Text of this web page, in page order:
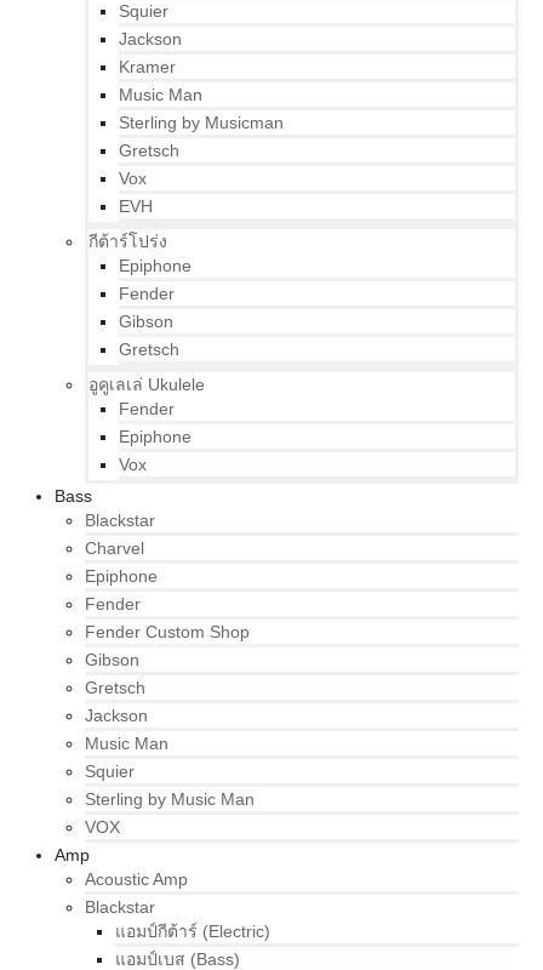
Squier
Jackson
Kramer
Music Man
Sterling by Musicman
Gretsch
Vox
EVH
กีต้าร์โปร่ง
Epiphone
Fender
Gibson
Gretsch
อูคูเลเล่ Ukulele
Fender
Epiphone
Vox
Bass
Blackstar
Charvel
Epiphone
Fender
Fender Custom Shop
Gibson
Gretsch
Jackson
Music Man
Squier
Sterling by Music Man
VOX
Amp
Acoustic Amp
Blackstar
แอมป์กีต้าร์ (Electric)
แอมป์เบส (Bass)